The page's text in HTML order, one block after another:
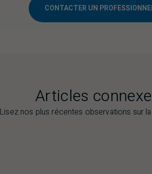
CONTACTER UN
Articles
Lisez nos plus récentes observations sur